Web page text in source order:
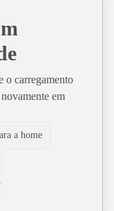
o carregamento
em
a home